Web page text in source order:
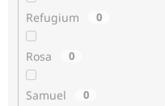
Refugium 0
Rosa 0
Samuel 0